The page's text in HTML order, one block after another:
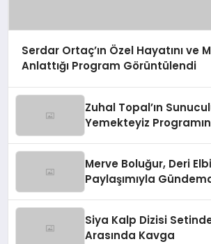
Serdar Ortaç’ın Özel Hayatını ve
Anlattığı Program Görüntülendi
Zuhal Topal’ın
Yemekteyiz
Merve Boluğur, Deri
Paylaşımıyla
Siya Kalp Dizisi
Arasında Kavga